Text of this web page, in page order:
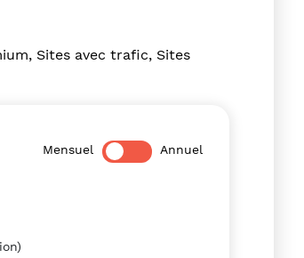
Sites avec trafic, Sites
Mensuel Annuel